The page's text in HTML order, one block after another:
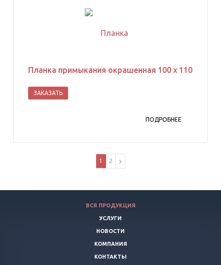
Планка примыкания окрашенная 100 х 110
ЗАКАЗАТЬ
ПОДРОБНЕЕ
1 2
ВСЯ ПРОДУКЦИЯ
УСЛУГИ
НОВОСТИ
КОМПАНИЯ
КОНТАКТЫ